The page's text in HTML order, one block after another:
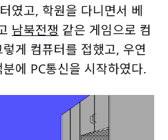
였고, 학원을 다니면서 베
남북전쟁 같은 게임으로 컴
게 컴퓨터를 접했고, 우연
에 PC통신을 시작하였다.